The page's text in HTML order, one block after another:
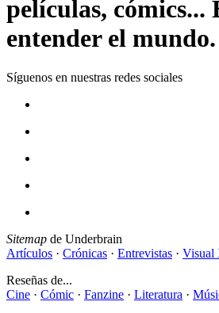
películas, cómics...
entender el mundo.
Síguenos en nuestras redes sociales
Sitemap de Underbrain
Artículos · Crónicas · Entrevistas · Visual
Reseñas de...
Cine · Cómic · Fanzine · Literatura ·